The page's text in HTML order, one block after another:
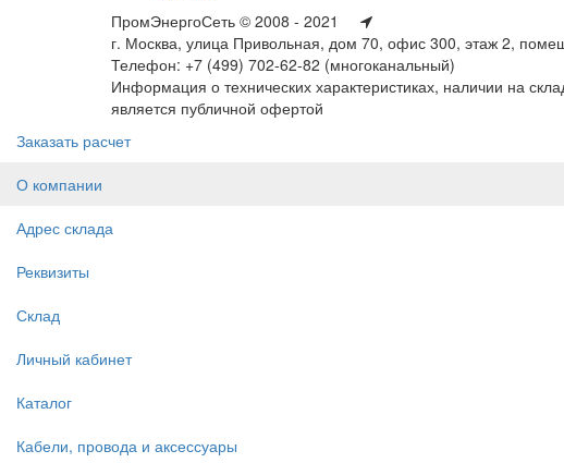
ПромЭнергоСеть © 2008 - 2021
г. Москва, улица Привольная, дом 70, офис 300, этаж 2,
Телефон: +7 (499) 702-62-82 (многоканальный)
Информация о технических характеристиках, наличии на
является публичной офертой
Заказать расчет
О компании
Адрес склада
Реквизиты
Склад
Личный кабинет
Каталог
Кабели, провода и аксессуары